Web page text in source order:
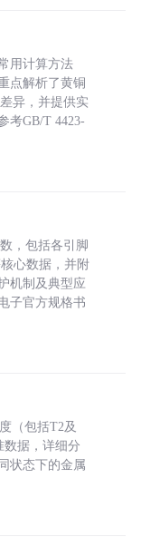
用计算方法
点解析了黄铜
异，并提供实
考GB/T 4423-
，包括各引脚
心数据，并附
机制及典型应
子官方规格书
（包括T2及
数据，详细分
状态下的金属